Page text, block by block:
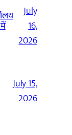
July
16,
2026
July 15,
2026